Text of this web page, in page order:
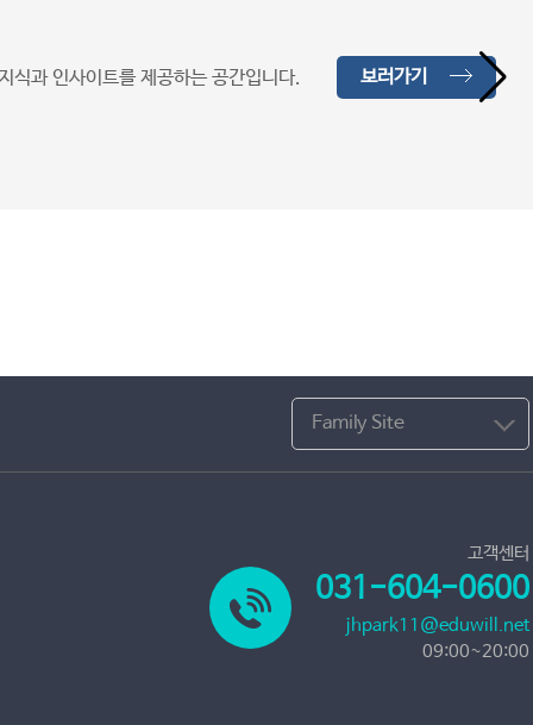
식과 인사이트를 제공하는 공간입니다. 보러가기
Family Site
고객센터
031-604-0600
jhpark11@eduwill.net
09:00~20:00